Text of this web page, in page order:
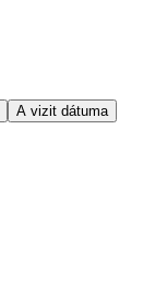
A vizit dátuma